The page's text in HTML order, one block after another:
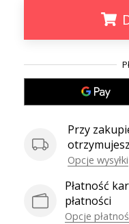
Przy
Opcje wysyłki
Płatność
płatności
Opcje